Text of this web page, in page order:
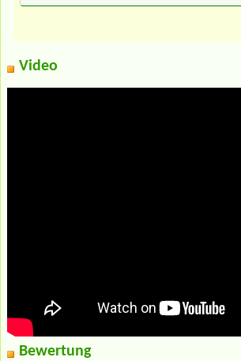
Video
Bewertung